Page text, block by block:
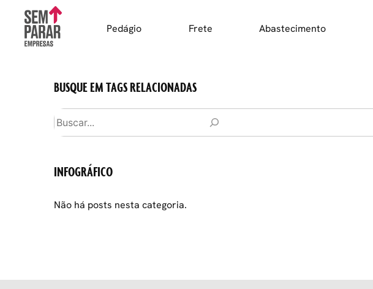
content
Pedágio Frete Abastecimento
BUSQUE EM TAGS RELACIONADAS
Pesquisar
INFOGRÁFICO
Não há posts nesta categoria.